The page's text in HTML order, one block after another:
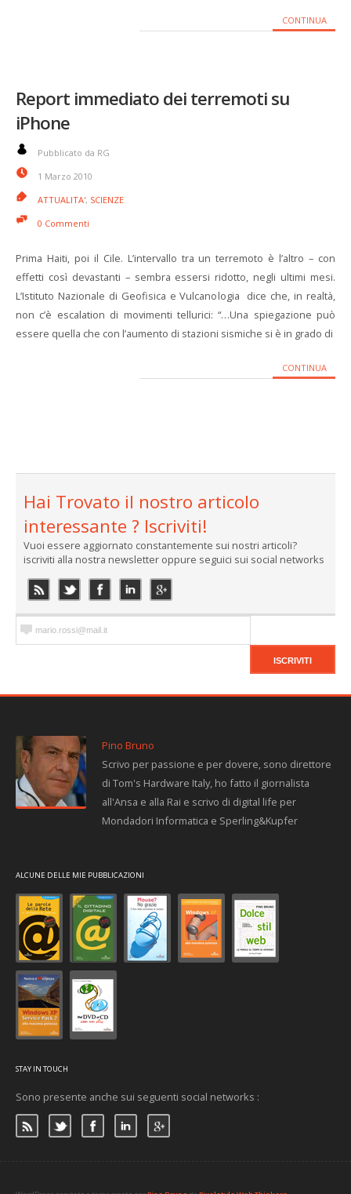
CONTINUA
Report immediato dei terremoti su
iPhone
Pubblicato da RG
1 Marzo 2010
ATTUALITA', SCIENZE
0 Commenti
Prima Haiti, poi il Cile. L’intervallo tra un terremoto è l’altro – con
effetti così devastanti – sembra essersi ridotto, negli ultimi mesi.
L’Istituto Nazionale di Geofisica e Vulcanologia dice che, in realtà,
non c’è escalation di movimenti tellurici: “…Una spiegazione può
essere quella che con l’aumento di stazioni sismiche si è in grado di
CONTINUA
Hai Trovato il nostro articolo
interessante ? Iscriviti!
Vuoi essere aggiornato constantemente sui nostri articoli?
iscriviti alla nostra newsletter oppure seguici sui social networks
Pino Bruno
Scrivo per passione e per dovere, sono direttore
di Tom's Hardware Italy, ho fatto il giornalista
all'Ansa e alla Rai e scrivo di digital life per
Mondadori Informatica e Sperling&Kupfer
ALCUNE DELLE MIE PUBBLICAZIONI
STAY IN TOUCH
Sono presente anche sui seguenti social networks :